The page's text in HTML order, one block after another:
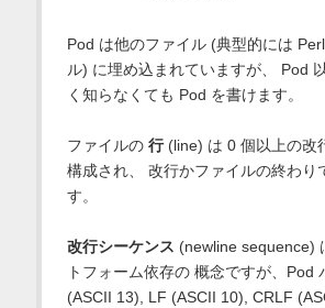
Pod は他のファイル (典型的には
ル) に埋め込まれていますが、 Pod
く知らなくても Pod を書けます。
ファイルの 行(line) は 0 個以上の改
構成され、 改行かファイルの終わり
す。
改行シーケンス (newline sequence)
トフォーム依存の 概念ですが、Pod
(ASCII 13), LF (ASCII 10), CRLF